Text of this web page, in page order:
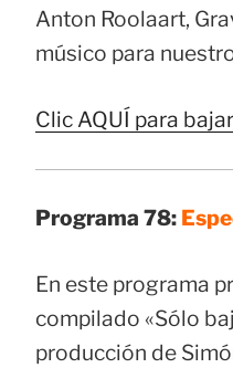
Anton Roolaart,
músico para
Clic AQUÍ para
Programa 78:
En este programa
compilado «Sólo
producción de